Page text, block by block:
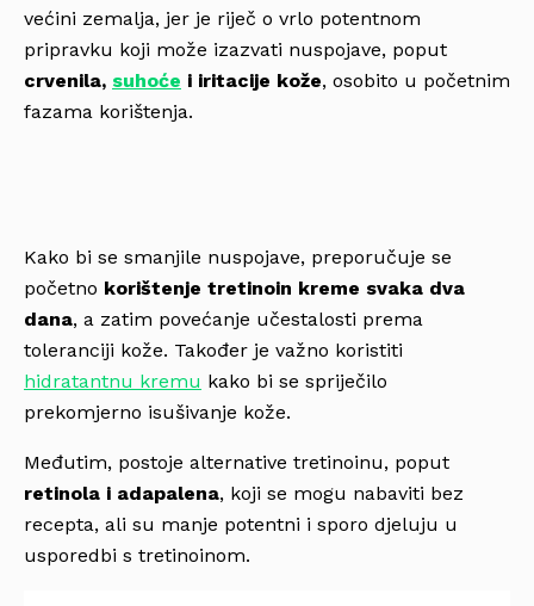
većini zemalja, jer je riječ o vrlo potentnom
pripravku koji može izazvati nuspojave, poput
crvenila, suhoće i iritacije kože, osobito u početnim
fazama korištenja.
Kako bi se smanjile nuspojave, preporučuje se
početno korištenje tretinoin kreme svaka dva
dana, a zatim povećanje učestalosti prema
toleranciji kože. Također je važno koristiti
hidratantnu kremu kako bi se spriječilo
prekomjerno isušivanje kože.
Međutim, postoje alternative tretinoinu, poput
retinola i adapalena, koji se mogu nabaviti bez
recepta, ali su manje potentni i sporo djeluju u
usporedbi s tretinoinom.